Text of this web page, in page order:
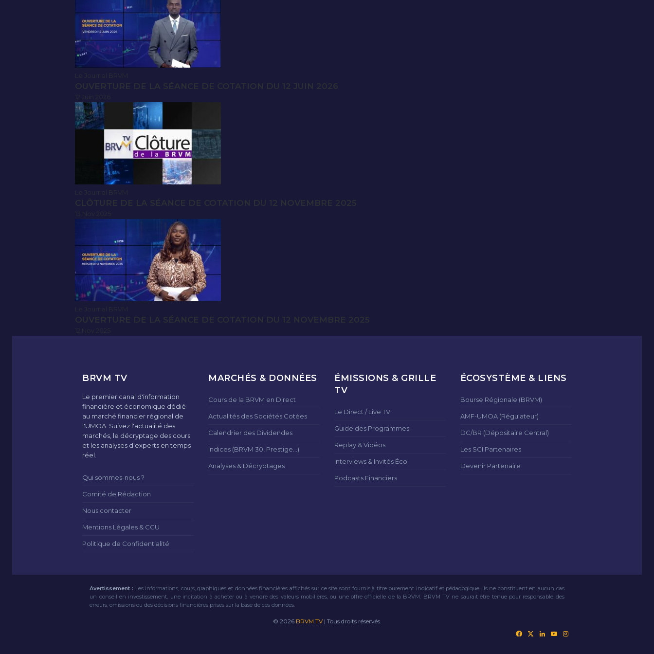
Le Journal BRVM
OUVERTURE DE LA SÉANCE DE COTATION DU 12 JUIN 2026
Le Journal BRVM
CLÔTURE DE LA SÉANCE DE COTATION DU 12 NOVEMBRE 2025
Le Journal BRVM
OUVERTURE DE LA SÉANCE DE COTATION DU 12 NOVEMBRE 2025
BRVM TV
Le premier canal d'information
financière et économique dédié
au marché financier régional de
l'UMOA. Suivez l'actualité des
marchés, le décryptage des cours
et les analyses d'experts en temps
réel.
Qui sommes-nous ?
Comité de Rédaction
Nous contacter
Mentions Légales & CGU
Politique de Confidentialité
MARCHÉS & DONNÉES
Cours de la BRVM en Direct
Actualités des Sociétés Cotées
Calendrier des Dividendes
Indices (BRVM 30, Prestige...)
Analyses & Décryptages
ÉMISSIONS & GRILLE
TV
Le Direct / Live TV
Guide des Programmes
Replay & Vidéos
Interviews & Invités Éco
Podcasts Financiers
ÉCOSYSTÈME & LIENS
Bourse Régionale (BRVM)
AMF-UMOA (Régulateur)
DC/BR (Dépositaire Central)
Les SGI Partenaires
Devenir Partenaire
Avertissement : Les informations, cours, graphiques et données financières affichés sur ce site sont fournis à titre purement indicatif et pédagogique. Ils ne constituent en aucun cas
un conseil en investissement, une incitation à acheter ou à vendre des valeurs mobilières, ou une offre officielle de la BRVM. BRVM TV ne saurait être tenue pour responsable des
erreurs, omissions ou des décisions financières prises sur la base de ces données.
© 2026 BRVM TV| Tous droits réservés.
FacebookLinkedinYouTube